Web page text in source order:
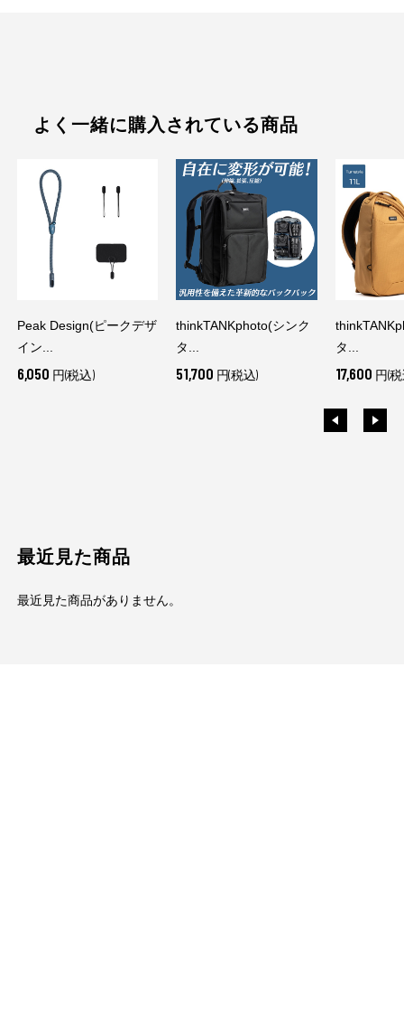
よく一緒に購入されている商品
Peak Design(ピークデザ
イン...
6,050 円(税込)
thinkTANKphoto(シンク
タ...
51,700 円(税込)
タ...
17,600 円(
最近見た商品
最近見た商品がありません。